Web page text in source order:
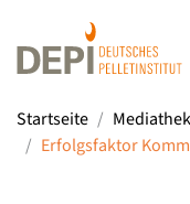
Startseite
Mediathek
Erfolgsfaktor